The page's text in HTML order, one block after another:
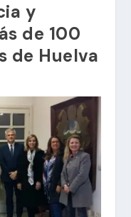
y
de 100
de Huelva